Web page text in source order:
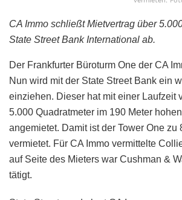
CA Immo schließt Mietvertrag über
State Street Bank International ab.
Der Frankfurter Büroturm One der CA
Nun wird mit der State Street Bank ein
einziehen. Dieser hat mit einer Laufzeit
5.000 Quadratmeter im 190 Meter
angemietet. Damit ist der Tower One zu
vermietet. Für CA Immo vermittelte
auf Seite des Mieters war Cushman &
tätigt.